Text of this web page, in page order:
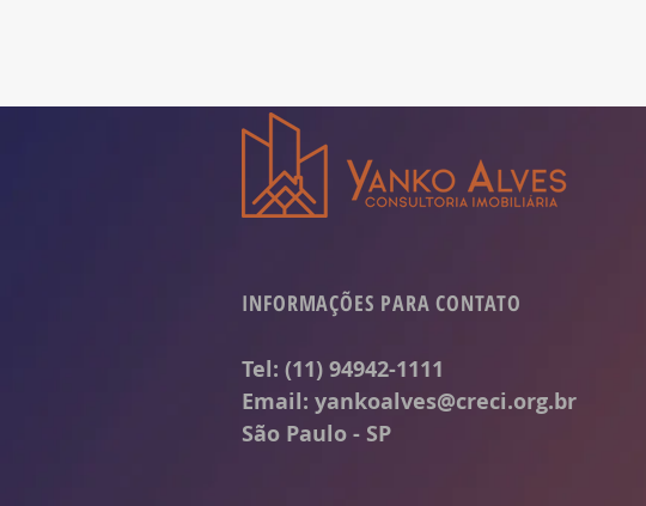
INFORMAÇÕES PARA CONTATO
Tel: (11) 94942-1111
Email: yankoalves@creci.org.br
São Paulo - SP